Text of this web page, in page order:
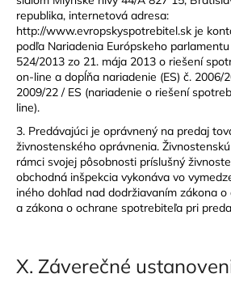
republika, internetová adresa:
http://www.evropskyspotrebitel.sk je
podľa Nariadenia Európskeho parlamentu
524/2013 zo 21. mája 2013 o riešení
on-line a dopĺňa nariadenie (ES) č. 2006/
2009/22 / ES (nariadenie o riešení
line).
3. Predávajúci je oprávnený na predaj
živnostenského oprávnenia.
rámci svojej pôsobnosti príslušný
obchodná inšpekcia vykonáva vo
iného dohľad nad dodržiavaním zákona
a zákona o ochrane spotrebiteľa pri
X. Záverečné